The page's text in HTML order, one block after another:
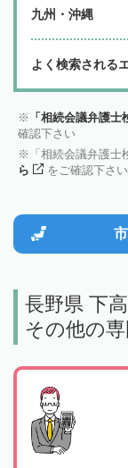
九州・沖縄
よく検索される
「相続会議弁護
確認下さい
「相続会議弁護
ら
をご確認下さい
長野県 下
その他の